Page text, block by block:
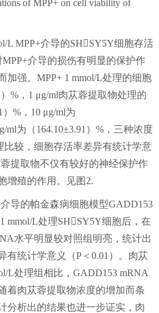
of MPP+ on cell viability of
L MPP+介导的SHSY5Y细胞存活
介导的损伤有明显的保护作
加强。MPP+ 1 mmol/L处理的细胞
%，1 μg/ml肉苁蓉提取物处理的
%，10 μg/ml为
ml为（164.10±3.91）%，三种浓度
比较，细胞存活率差异有统计学意
提取物不仅有较好的神经保护作
胞增殖的作用。见图2.
导的帕金森病细胞模型GADD153
mmol/L处理SHSY5Y细胞后，在
水平明显较对照组明亮，统计出
有统计学意义（P＜0.01）。肉苁
L处理组相比，GADD153 mRNA
着肉苁蓉提取物浓度的增加而条
分析出的结果也进一步证实，肉